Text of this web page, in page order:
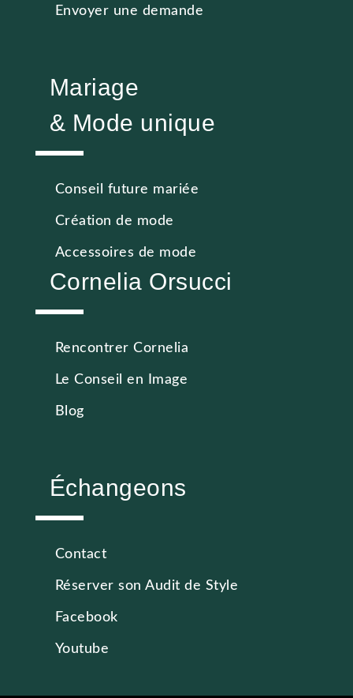
Envoyer une demande
Mariage
& Mode unique
Conseil future mariée
Création de mode
Accessoires de mode
Cornelia Orsucci
Rencontrer Cornelia
Le Conseil en Image
Blog
Échangeons
Contact
Réserver son Audit de Style
Facebook
Youtube